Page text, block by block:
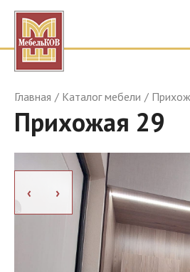
Главная Каталог мебели
Прихожая 29
› ›